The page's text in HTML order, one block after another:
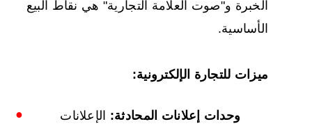
الخبرة و"صوت العلامة التجارية" هي نقاط البيع
الأساسية.
ميزات للتجارة الإلكترونية:
وحدات إعلانات المحادثة:الإعلانات